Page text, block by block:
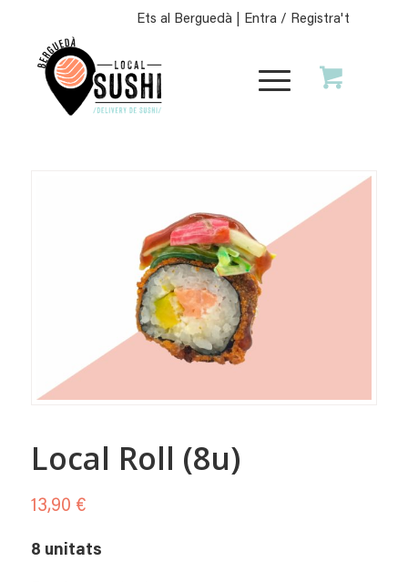
Ets al Berguedà | Entra / Registra't
Local Roll (8u)
13,90 €
8 unitats